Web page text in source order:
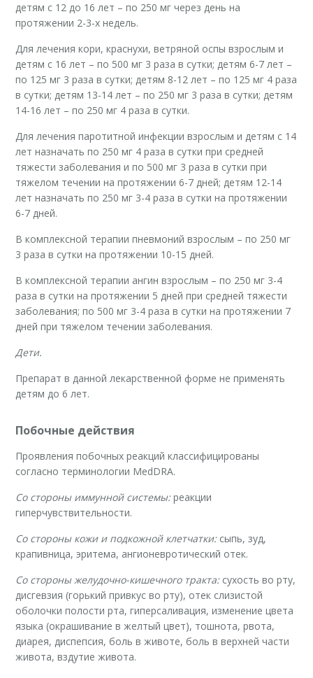
детям с 12 до 16 лет – по 250 мг через день на
протяжении 2-3-х недель.
Для лечения кори, краснухи, ветряной оспы взрослым и
детям с 16 лет – по 500 мг 3 раза в сутки; детям 6-7 лет –
по 125 мг 3 раза в сутки; детям 8-12 лет – по 125 мг 4 раза
в сутки; детям 13-14 лет – по 250 мг 3 раза в сутки; детям
14-16 лет – по 250 мг 4 раза в сутки.
Для лечения паротитной инфекции взрослым и детям с 14
лет назначать по 250 мг 4 раза в сутки при средней
тяжести заболевания и по 500 мг 3 раза в сутки при
тяжелом течении на протяжении 6-7 дней; детям 12-14
лет назначать по 250 мг 3-4 раза в сутки на протяжении
6-7 дней.
В комплексной терапии пневмоний взрослым – по 250 мг
3 раза в сутки на протяжении 10-15 дней.
В комплексной терапии ангин взрослым – по 250 мг 3-4
раза в сутки на протяжении 5 дней при средней тяжести
заболевания; по 500 мг 3-4 раза в сутки на протяжении 7
дней при тяжелом течении заболевания.
Дети.
Препарат в данной лекарственной форме не применять
детям до 6 лет.
Побочные действия
Проявления побочных реакций классифицированы
согласно терминологии MedDRA.
Со стороны иммунной системы:реакции
гиперчувствительности.
Со стороны кожи и подкожной клетчатки:сыпь, зуд,
крапивница, эритема, ангионевротический отек.
Со стороны желудочно-кишечного тракта:сухость во рту,
дисгевзия (горький привкус во рту), отек слизистой
оболочки полости рта, гиперсаливация, изменение цвета
языка (окрашивание в желтый цвет), тошнота, рвота,
диарея, диспепсия, боль в животе, боль в верхней части
живота, вздутие живота.